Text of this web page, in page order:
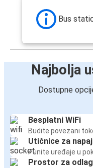
Bus
Najbolja
Dostupne
Besplatni WiFi
Budite povezani
Utičnice za
Punite uređaje u
Prostor za